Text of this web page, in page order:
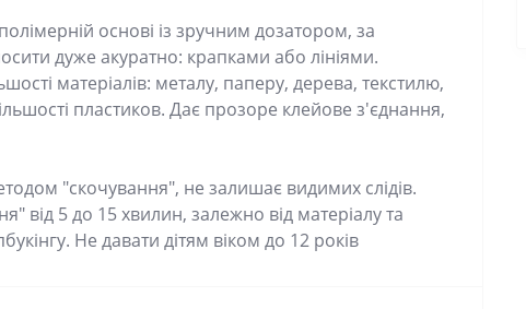
основі із зручним дозатором, за
дуже акуратно: крапками або лініями.
матеріалів: металу, паперу, дерева, текстилю,
пластиков. Дає прозоре клейове з'єднання,
"скочування", не залишає видимих ​​слідів.
від 5 до 15 хвилин, залежно від матеріалу та
Не давати дітям віком до 12 років